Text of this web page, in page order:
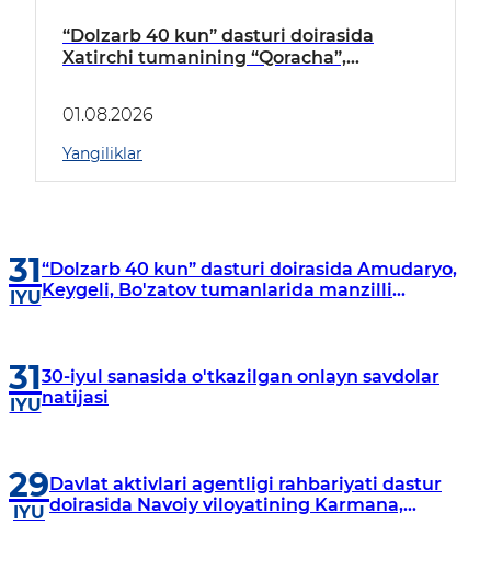
“Dolzarb 40 kun” dasturi doirasida
Xatirchi tumanining “Qoracha”,
borildi
01.08.2026
Yangiliklar
31
IYU
“Dolzarb 40 kun” dasturi doirasida Amudaryo,
Keygeli, Bo'zatov tumanlarida manzilli
31
IYU
30-iyul sanasida o'tkazilgan onlayn savdolar
natijasi
29
IYU
Davlat aktivlari agentligi rahbariyati dastur
doirasida Navoiy viloyatining Karmana,